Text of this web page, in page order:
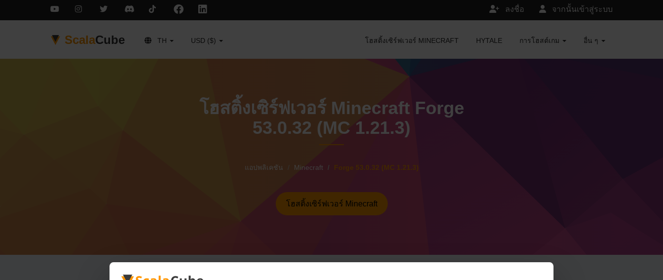
จากนั้นเข้าสู่ระบบ
ลงชื่อ
ScalaCube TH USD ($) โฮสติ้งเซิร์ฟเวอร์ MINECRAFT HYTALE การโฮสต์เกม อื่น ๆ
โฮสติ้งเซิร์ฟเวอร์ Minecraft Forge
53.0.32 (MC 1.21.3)
แอปพลิเคชัน Minecraft Forge 53.0.32 (MC 1.21.3)
โฮสติ้งเซิร์ฟเวอร์ Minecraft